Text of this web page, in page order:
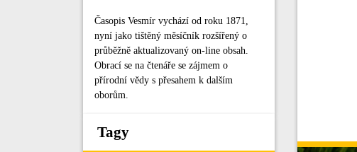
Časopis Vesmír vychází od roku 1871,
nyní jako tištěný měsíčník rozšířený o
průběžně aktualizovaný on-line obsah.
Obrací se na čtenáře se zájmem o
přírodní vědy s přesahem k dalším
oborům.
Tagy